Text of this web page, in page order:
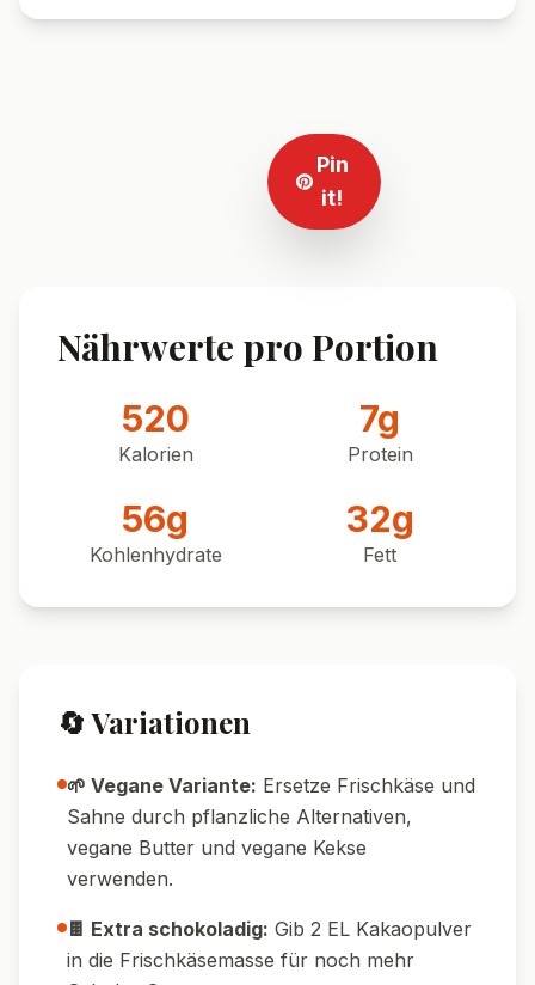
Pin
it!
Nährwerte pro Portion
520
Kalorien
7g
Protein
56g
Kohlenhydrate
32g
Fett
🔄 Variationen
🌱 Vegane Variante: Ersetze Frischkäse und
Sahne durch pflanzliche Alternativen,
vegane Butter und vegane Kekse
verwenden.
🍫 Extra schokoladig: Gib 2 EL Kakaopulver
in die Frischkäsemasse für noch mehr